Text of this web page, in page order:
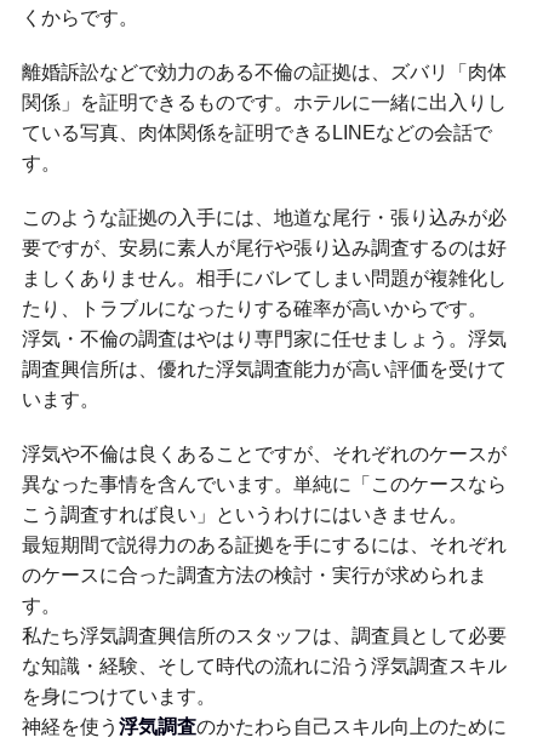
くからです。
離婚訴訟などで効力のある不倫の証拠は、ズバリ「肉体
関係」を証明できるものです。ホテルに一緒に出入りし
ている写真、肉体関係を証明できるLINEなどの会話で
す。
このような証拠の入手には、地道な尾行・張り込みが必
要ですが、安易に素人が尾行や張り込み調査するのは好
ましくありません。相手にバレてしまい問題が複雑化し
たり、トラブルになったりする確率が高いからです。
浮気・不倫の調査はやはり専門家に任せましょう。浮気
調査興信所は、優れた浮気調査能力が高い評価を受けて
います。
浮気や不倫は良くあることですが、それぞれのケースが
異なった事情を含んでいます。単純に「このケースなら
こう調査すれば良い」というわけにはいきません。
最短期間で説得力のある証拠を手にするには、それぞれ
のケースに合った調査方法の検討・実行が求められま
す。
私たち浮気調査興信所のスタッフは、調査員として必要
な知識・経験、そして時代の流れに沿う浮気調査スキル
を身につけています。
神経を使う 浮気調査のかたわら自己スキル向上のために